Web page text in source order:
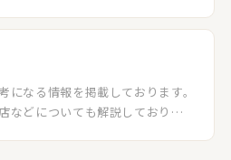
になる情報を掲載しております。
などについても解説しておりま